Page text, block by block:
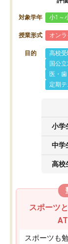
対象学年 小1～
授業形式 オン
目的 高校
国公
医・
定期
小学
中学
高校
スポーツ
スポーツも